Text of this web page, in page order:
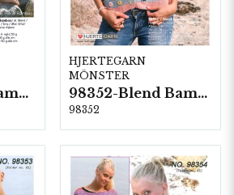
98351-Blend Bamboo
HJERTEGARN
MÖNSTER
98352-Blend Bamboo
98352